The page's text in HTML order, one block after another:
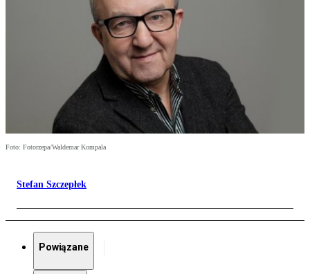
Foto: Fotorzepa/Waldemar Kompala
Stefan Szczepłek
Powiązane